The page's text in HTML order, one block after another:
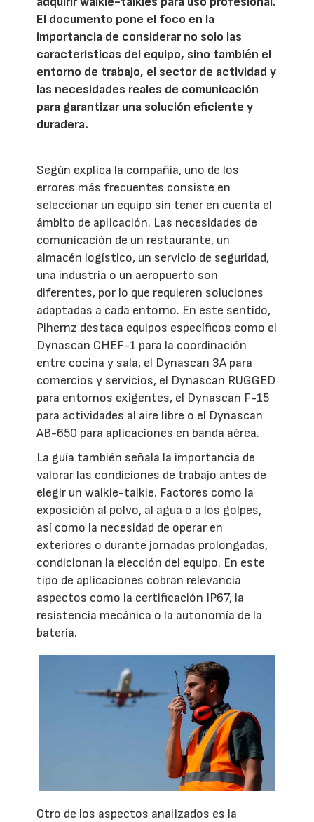
El documento pone el foco en la
importancia de considerar no solo las
características del equipo, sino también el
entorno de trabajo, el sector de actividad y
las necesidades reales de comunicación
para garantizar una solución eficiente y
duradera.
Según explica la compañía, uno de los
errores más frecuentes consiste en
seleccionar un equipo sin tener en cuenta el
ámbito de aplicación. Las necesidades de
comunicación de un restaurante, un
almacén logístico, un servicio de seguridad,
una industria o un aeropuerto son
diferentes, por lo que requieren soluciones
adaptadas a cada entorno. En este sentido,
Pihernz destaca equipos específicos como el
Dynascan CHEF-1 para la coordinación
entre cocina y sala, el Dynascan 3A para
comercios y servicios, el Dynascan RUGGED
para entornos exigentes, el Dynascan F-15
para actividades al aire libre o el Dynascan
AB-650 para aplicaciones en banda aérea.
La guía también señala la importancia de
valorar las condiciones de trabajo antes de
elegir un walkie-talkie. Factores como la
exposición al polvo, al agua o a los golpes,
así como la necesidad de operar en
exteriores o durante jornadas prolongadas,
condicionan la elección del equipo. En este
tipo de aplicaciones cobran relevancia
aspectos como la certificación IP67, la
resistencia mecánica o la autonomía de la
batería.
Otro de los aspectos analizados es la